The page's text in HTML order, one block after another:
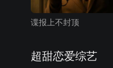
谍报上不封顶
超甜恋爱综艺